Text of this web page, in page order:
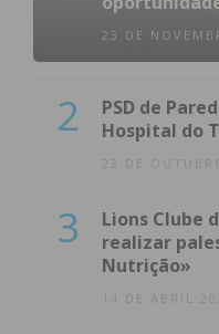
23 DE
2
PSD de
Hospital do
23 DE
3
Lions Clube
realizar
Nutrição»
14 DE ABRIL